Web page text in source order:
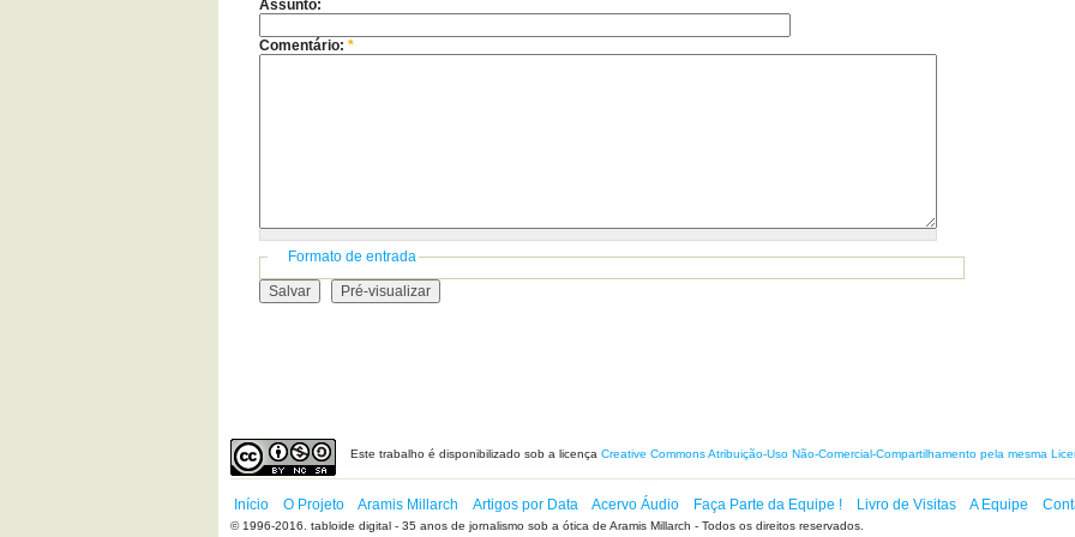
Assunto:
Comentário: *
Formato de entrada
Este trabalho é disponibilizado sob a licença Creative Commons Atribuição-Uso Não-Comercial-Compartilhamento pela mesma
Início O Projeto Aramis Millarch Artigos por Data Acervo Áudio Faça Parte da Equipe ! Livro de Visitas A Equipe
© 1996-2016. tabloide digital - 35 anos de jornalismo sob a ótica de Aramis Millarch - Todos os direitos reservados.